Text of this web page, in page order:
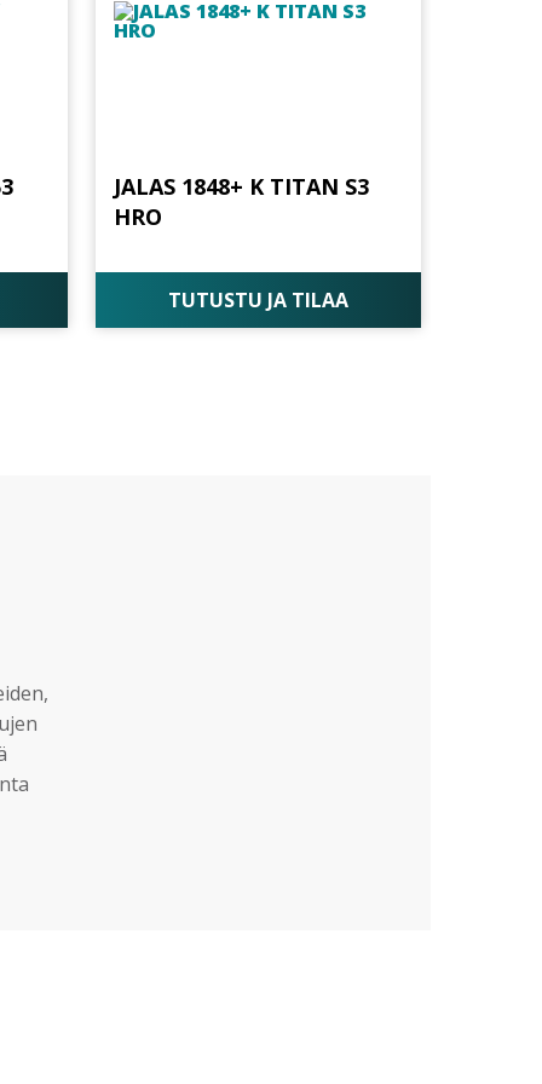
JALAS 1848+ K TITAN S3
HRO
TUTUSTU JA TILAA